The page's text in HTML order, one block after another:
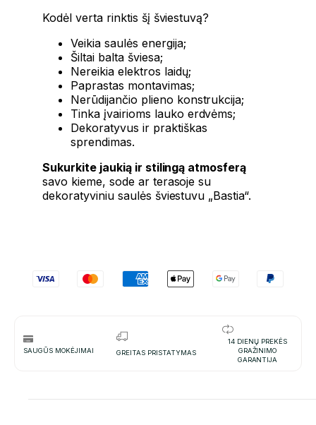
Kodėl verta rinktis šį šviestuvą?
Veikia saulės energija;
Šiltai balta šviesa;
Nereikia elektros laidų;
Paprastas montavimas;
Nerūdijančio plieno konstrukcija;
Tinka įvairioms lauko erdvėms;
Dekoratyvus ir praktiškas
sprendimas.
Sukurkite jaukią ir stilingą atmosferą
savo kieme, sode ar terasoje su
dekoratyviniu saulės šviestuvu „Bastia“.
SAUGŪS MOKĖJIMAI GREITAS PRISTATYMAS
14 DIENŲ PREKĖS
GRAŽINIMO
GARANTIJA